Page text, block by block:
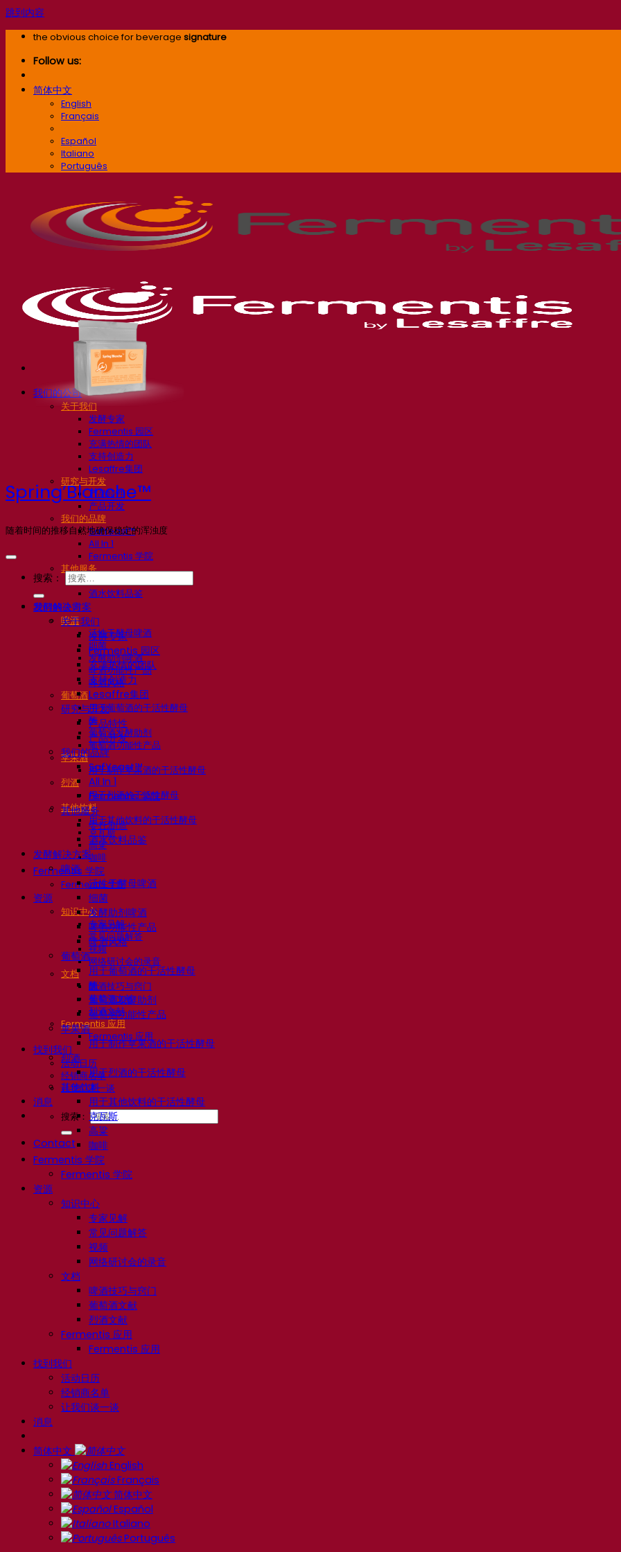
跳到内容
the obvious choice for beverage signature
Follow us:
简体中文
English
Français
Español
Italiano
Português
我们的公司
关于我们
发酵专家
Fermentis 园区
充满热情的团队
支持创造力
Lesaffre集团
研究与开发
产品特性
产品开发
我们的品牌
SafYeast™
All In 1
Fermentis 学院
其他服务
委托制造
酒水饮料品鉴
发酵解决方案
啤酒
活性干酵母啤酒
细菌
发酵助剂啤酒
啤酒功能性产品
啤酒风格
葡萄酒
用于葡萄酒的干活性酵母
酶
葡萄酒发酵助剂
葡萄酒功能性产品
苹果酒
用于制作苹果酒的干活性酵母
烈酒
用于烈酒的干活性酵母
其他饮料
用于其他饮料的干活性酵母
克瓦斯
高粱
咖啡
Fermentis 学院
Fermentis 学院
资源
知识中心
专家见解
常见问题解答
视频
网络研讨会的录音
文档
啤酒技巧与窍门
葡萄酒文献
烈酒文献
Fermentis 应用
Fermentis 应用
找到我们
活动日历
经销商名单
让我们谈一谈
消息
搜索：
Contact
Spring’Blanche™
随着时间的推移自然地确保稳定的浑浊度
搜索：
我们的公司
关于我们
发酵专家
Fermentis 园区
充满热情的团队
支持创造力
Lesaffre集团
研究与开发
产品特性
产品开发
我们的品牌
SafYeast™
All In 1
Fermentis 学院
其他服务
委托制造
酒水饮料品鉴
发酵解决方案
啤酒
活性干酵母啤酒
细菌
发酵助剂啤酒
啤酒功能性产品
啤酒风格
葡萄酒
用于葡萄酒的干活性酵母
酶
葡萄酒发酵助剂
葡萄酒功能性产品
苹果酒
用于制作苹果酒的干活性酵母
烈酒
用于烈酒的干活性酵母
其他饮料
用于其他饮料的干活性酵母
克瓦斯
高粱
咖啡
Fermentis 学院
Fermentis 学院
资源
知识中心
专家见解
常见问题解答
视频
网络研讨会的录音
文档
啤酒技巧与窍门
葡萄酒文献
烈酒文献
Fermentis 应用
Fermentis 应用
找到我们
活动日历
经销商名单
让我们谈一谈
消息
简体中文
English
Français
简体中文
Español
Italiano
Português